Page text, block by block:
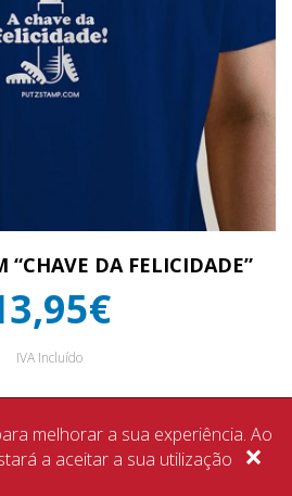
“CHAVE DA FELICIDADE”
IVA Incluído
melhorar a sua experiência. Ao
a aceitar a sua utilização ×